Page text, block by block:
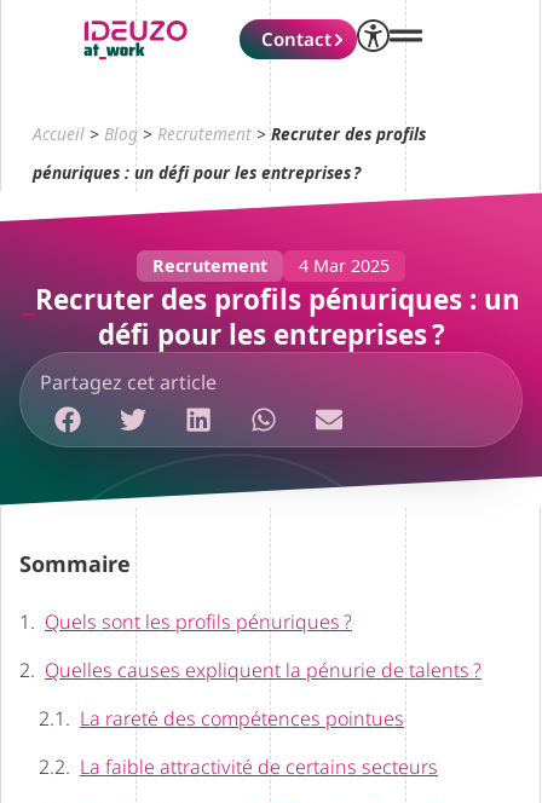
Contact
Accueil > Blog > Recrutement >Recruter des profils
pénuriques : un défi pour les entreprises ?
Recrutement 4 Mar 2025
Recruter des profils pénuriques : un
défi pour les entreprises ?
Partagez cet article
Sommaire
Quels sont les profils pénuriques ?
Quelles causes expliquent la pénurie de talents ?
La rareté des compétences pointues
La faible attractivité de certains secteurs